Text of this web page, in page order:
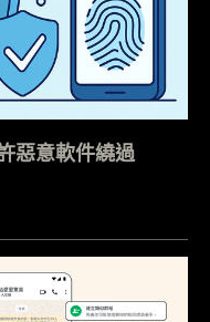
惡意軟件繞過